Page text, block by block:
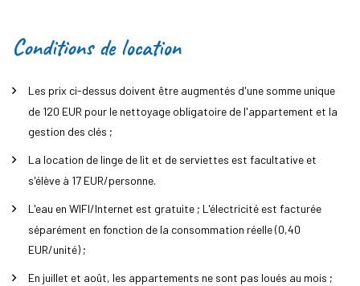
Conditions de location
Les prix ci-dessus doivent être augmentés d'une somme unique
de 120 EUR pour le nettoyage obligatoire de l'appartement et la
gestion des clés ;
La location de linge de lit et de serviettes est facultative et
s'élève à 17 EUR/personne.
L'eau en WIFI/Internet est gratuite ; L'électricité est facturée
séparément en fonction de la consommation réelle (0,40
EUR/unité) ;
En juillet et août, les appartements ne sont pas loués au mois ;